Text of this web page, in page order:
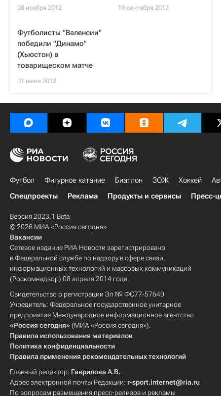
08 ноября 2012 19 сентября 2012
Футболисты "Валенсии"
победили "Динамо"
(Хьюстон) в
товарищеском матче
01 июня 2012
Футбол Фигурное катание Биатлон ЗОЖ Хоккей
Спецпроекты
Реклама Продукты и сервисы Пресс-
Версия 2023.1 Beta
© 2026 МИА «Россия сегодня»
Вакансии
Сетевое издание РИА Новости зарегистрировано
в Федеральной службе по надзору в сфере связи,
информационных технологий и массовых коммуникаций
(Роскомнадзор) 08 апреля 2014 года.
Свидетельство о регистрации Эл № ФС77-57640
Учредитель: Федеральное государственное унитарное
предприятие Международное информационное агентство
«Россия сегодня» (МИА «Россия сегодня»).
Правила использования материалов
Политика конфиденциальности
Правила применения рекомендательных технологий
Главный редактор: Гаврилова А.В.
Адрес электронной почты Редакции: r-sport.internet@ria.ru
По вопросам размещения пресс-релизов и рекламы